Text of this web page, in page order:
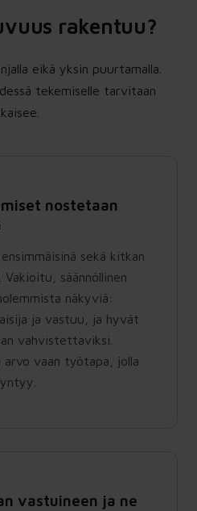
rakentuu?
eikä yksin puurtamalla.
tekemiselle tarvitaan
nostetaan
sekä kitkan
säännöllinen
näkyviä:
ja vastuu, ja hyvät
vahvistettaviksi.
arvo vaan työtapa, jolla
vastuineen ja ne